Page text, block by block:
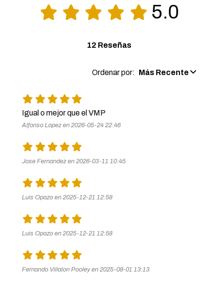
5.0
12 Reseñas
Ordenar por: Más Recente
Alfonso Lopez en 2026-05-24 22:46
Jose Fernandez en 2026-03-11 10:45
Luis Opazo en 2025-12-21 12:58
Luis Opazo en 2025-12-21 12:58
Fernando Villalon Pooley en 2025-08-01 13:13